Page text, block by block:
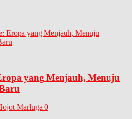
yang Menjauh, Menuju
Marluga 0